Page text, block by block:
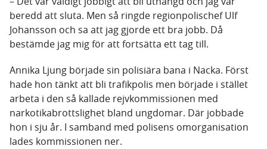
beredd att sluta. Men så ringde regionpolischef Ulf
Johansson och sa att jag gjorde ett bra jobb. Då
bestämde jag mig för att fortsätta ett tag till.
Annika Ljung började sin polisiära bana i Nacka. Först
hade hon tänkt att bli trafikpolis men började i stället
arbeta i den så kallade rejvkommissionen med
narkotikabrottslighet bland ungdomar. Där jobbade
hon i sju år. I samband med polisens omorganisation
lades kommissionen ner.